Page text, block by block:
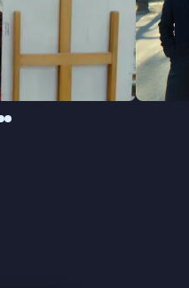
op als regisseur, hij
componeerde
observaties en